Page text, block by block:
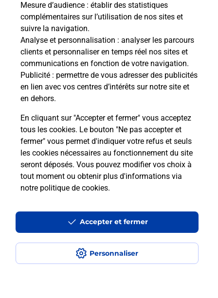
Mesure d’audience : établir des statistiques
complémentaires sur l’utilisation de nos sites et
suivre la navigation.
Analyse et personnalisation : analyser les parcours
clients et personnaliser en temps réel nos sites et
communications en fonction de votre navigation.
Publicité : permettre de vous adresser des publicités
en lien avec vos centres d’intérêts sur notre site et
en dehors.
En cliquant sur "Accepter et fermer" vous acceptez
tous les cookies. Le bouton "Ne pas accepter et
fermer" vous permet d'indiquer votre refus et seuls
les cookies nécessaires au fonctionnement du site
seront déposés. Vous pouvez modifier vos choix à
tout moment ou obtenir plus d'informations via
notre politique de cookies.
Personnaliser
Accepter et fermer
Quelles sont les pièces d’identité
acceptées pour le passage de
l'examen du code de la route auto
et moto ?
Qu'est-ce qu'un NEPH ?
Localiser Liste
Liste - examen code de la route
Loir-et-Cher - examen code de la route
Saint Laurent Nouan - examen code de la route
Accessibilité : partiellement conforme
Conditions contractuelles
Mentions légales